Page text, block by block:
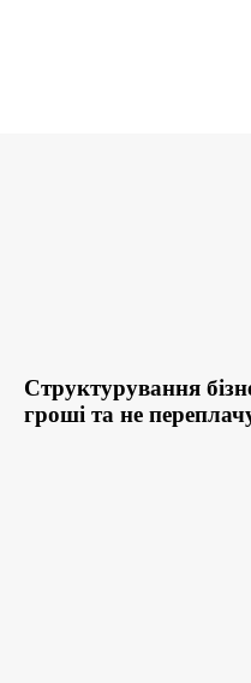
Структурування
гроші та не